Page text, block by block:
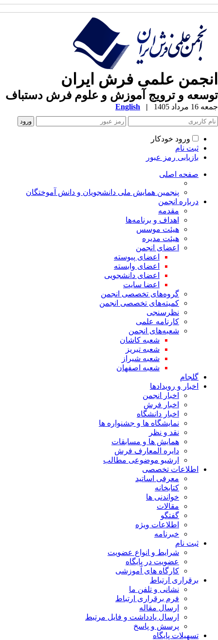
علمی فرش ایران
و ترویج آموزش و علوم فرش دستباف
مرداد 1405 |
English
ورود خودکار
ثبت نام
بازیابی رمز عبور
صفحه اصلی
پنجمین همایش ملی دانشجویان و دانش آموختگان
درباره انجمن
مقدمه
اهداف و برنامه‌ها
هیئت موسس
هیئت مدیره
اعضای انجمن
اعضای پیوسته
اعضای وابسته
اعضای دانشجویی
اعضا سایت
گروه‌های تخصصی انجمن
کمیته‌های تخصصی انجمن
نظرسنجی
کارنامه علمی
شعبه‌های انجمن
شعبه کاشان
شعبه تبریز
شعبه شیراز
شعبه اصفهان
گلجام
اخبار و رویدادها
اخبار انجمن
اخبار فرش
اخبار دانشگاه
نمایشگاه ها و جشنواره ها
نقد و نظر
همایش ها و مسابقات
دایره المعارف فرش
ارشیو موضوعی مطالب
اطلاعات تخصصی
معرفی اساتید
کتابخانه
خواندنی ها
مقالات
گفتگو
اطلاعات ویژه
خبرنامه
ثبت نام
شرایط و انواع عضویت
عضویت در پایگاه
کارگاه های آموزشی
برقراری ارتباط
نشانی و تلفن ما
فرم برقراری ارتباط
ارسال مقاله
ارسال یادداشت و فایل مرتبط
پرسش و پاسخ
تسهیلات پایگاه